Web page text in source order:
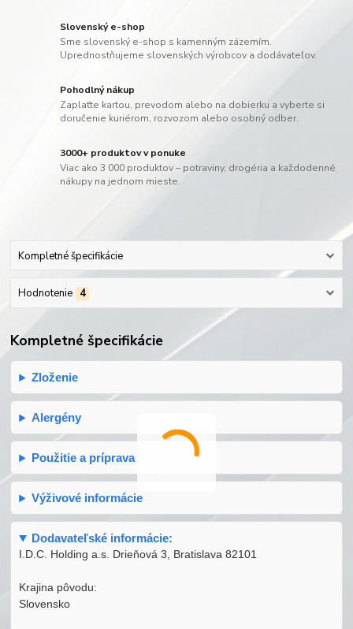
Slovenský e-shop
Sme slovenský e-shop s kamenným zázemím.
Uprednostňujeme slovenských výrobcov a dodávateľov.
Pohodlný nákup
Zaplaťte kartou, prevodom alebo na dobierku a vyberte si
doručenie kuriérom, rozvozom alebo osobný odber.
3000+ produktov v ponuke
Viac ako 3 000 produktov – potraviny, drogéria a každodenné
nákupy na jednom mieste.
Kompletné špecifikácie
Hodnotenie 4
Kompletné špecifikácie
Zloženie
Alergény
Použitie a príprava
Výživové informácie
Dodavateľské informácie:
I.D.C. Holding a.s. Drieňová 3, Bratislava 82101
Krajina pôvodu:
Slovensko